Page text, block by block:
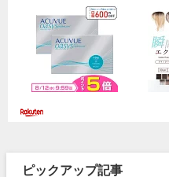
ピックアップ記事